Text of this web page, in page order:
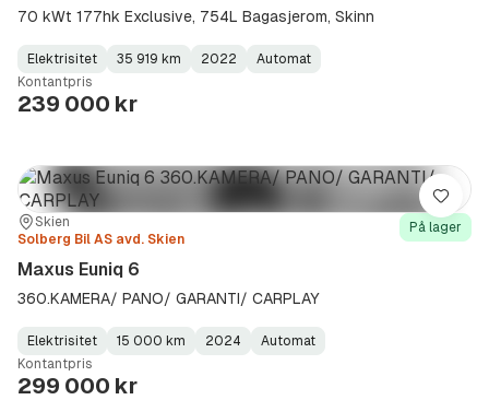
70 kWt 177hk Exclusive, 754L Bagasjerom, Skinn
Fuel
Type:
Elektrisitet
Kilometerstand:
35 919 km
Model
Year:
2022
Gearbox
Type:
Automat
Kontantpris
239 000 kr
Sted:
Skien
Forhandler:
Solberg Bil AS avd. Skien
På lager
Maxus Euniq 6
360.KAMERA/ PANO/ GARANTI/ CARPLAY
Fuel
Type:
Elektrisitet
Kilometerstand:
15 000 km
Model
Year:
2024
Gearbox
Type:
Automat
Kontantpris
299 000 kr
Lagre